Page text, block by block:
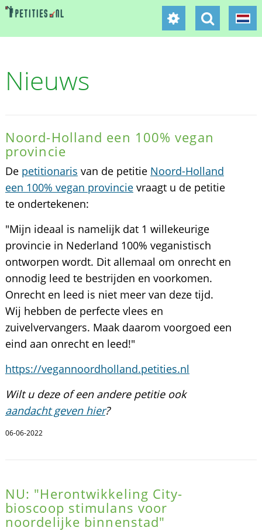
Nieuws
Noord-Holland een 100% vegan
provincie
De petitionaris van de petitie Noord-Holland
een 100% vegan provincievraagt u de petitie
te ondertekenen:
"Mijn ideaal is namelijk dat 1 willekeurige
provincie in Nederland 100% veganistisch
ontworpen wordt. Dit allemaal om onrecht en
onnodig leed te bestrijden en voorkomen.
Onrecht en leed is niet meer van deze tijd.
Wij hebben de perfecte vlees en
zuivelvervangers. Maak daarom voorgoed een
eind aan onrecht en leed!"
https://vegannoordholland.petities.nl
Wilt u deze of een andere petitie ook
aandacht geven hier?
06-06-2022
NU: "Herontwikkeling City-
bioscoop stimulans voor
noordelijke binnenstad"